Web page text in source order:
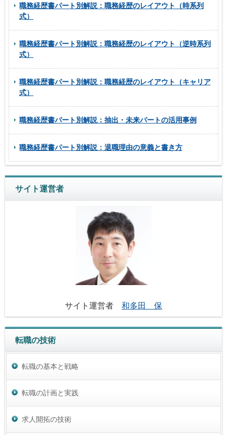
職務経歴書パート別解説：職務経歴のレイアウト（時系列
式）
職務経歴書パート別解説：職務経歴のレイアウト（逆時系列
式）
職務経歴書パート別解説：職務経歴のレイアウト（キャリア
式）
職務経歴書パート別解説：抽出・未来パートの活用事例
職務経歴書パート別解説：退職理由の意義と書き方
サイト運営者
サイト運営者 和多田 保
転職の技術
転職の基本と戦略
転職の計画と実践
求人開拓の技術